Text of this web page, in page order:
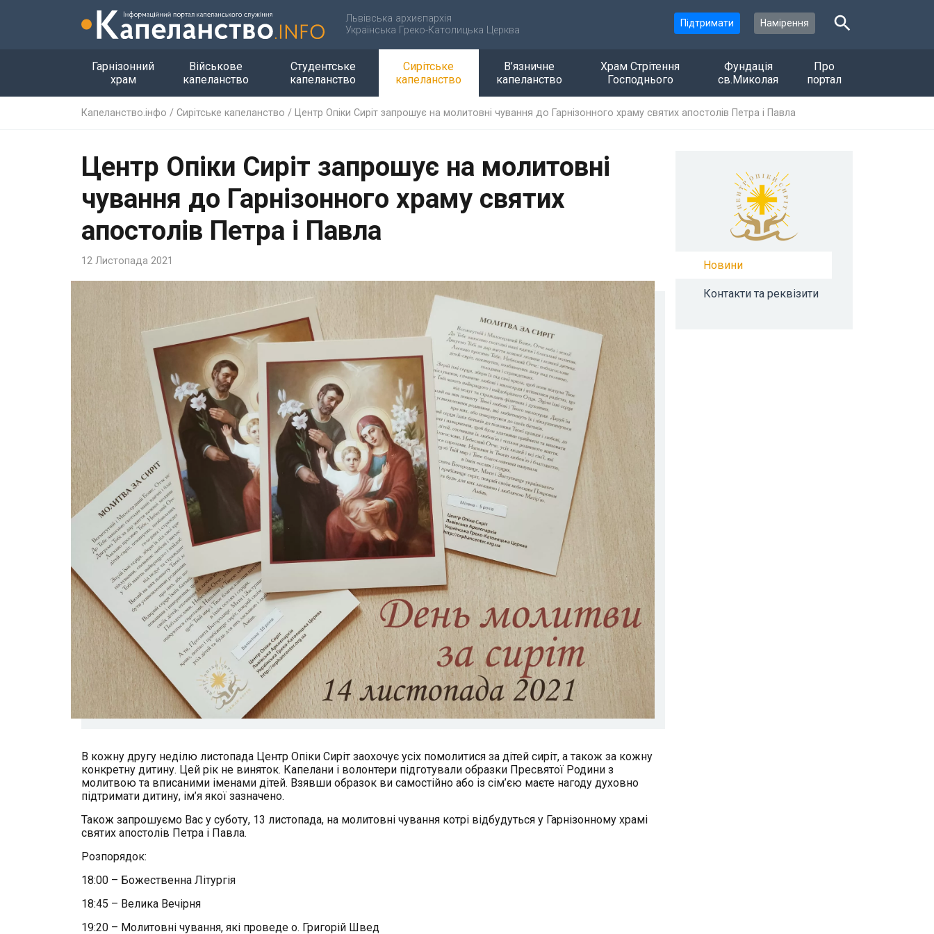
Львівська архиєпархія
Українська Греко-Католицька Церква
Підтримати Намірення
Гарнізонний
храм
Військове
капеланство
Студентське
капеланство
Сирітське
капеланство
В’язничне
капеланство
Храм Стрітення
Господнього
Фундація
св.Миколая
Про
портал
Капеланство.інфо / Сирітське капеланство / Центр Опіки Сиріт запрошує на молитовні чування до Гарнізонного храму святих апостолів Петра і Павла
Центр Опіки Сиріт запрошує на молитовні
чування до Гарнізонного храму святих
апостолів Петра і Павла
12 Листопада 2021
В кожну другу неділю листопада Центр Опіки Сиріт заохочує усіх помолитися за дітей сиріт, а також за кожну
конкретну дитину. Цей рік не виняток. Капелани і волонтери підготували образки Пресвятої Родини з
молитвою та вписаними іменами дітей. Взявши образок ви самостійно або із сім’єю маєте нагоду духовно
підтримати дитину, ім’я якої зазначено.
Також запрошуємо Вас у суботу, 13 листопада, на молитовні чування котрі відбудуться у Гарнізонному храмі
святих апостолів Петра і Павла.
Розпорядок:
18:00 – Божественна Літургія
18:45 – Велика Вечірня
19:20 – Молитовні чування, які проведе о. Григорій Швед
Новини
Контакти та реквізити